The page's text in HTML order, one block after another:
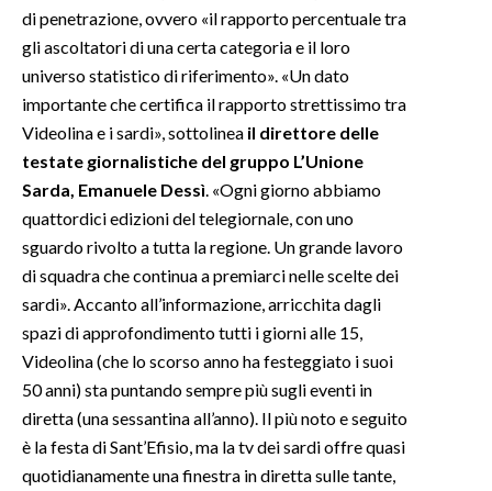
di penetrazione, ovvero «il rapporto percentuale tra
gli ascoltatori di una certa categoria e il loro
universo statistico di riferimento». «Un dato
importante che certifica il rapporto strettissimo tra
Videolina e i sardi», sottolinea il direttore delle
testate giornalistiche del gruppo L’Unione
Sarda, Emanuele Dessì . «Ogni giorno abbiamo
quattordici edizioni del telegiornale, con uno
sguardo rivolto a tutta la regione. Un grande lavoro
di squadra che continua a premiarci nelle scelte dei
sardi». Accanto all’informazione, arricchita dagli
spazi di approfondimento tutti i giorni alle 15,
Videolina (che lo scorso anno ha festeggiato i suoi
50 anni) sta puntando sempre più sugli eventi in
diretta (una sessantina all’anno). Il più noto e seguito
è la festa di Sant’Efisio, ma la tv dei sardi offre quasi
quotidianamente una finestra in diretta sulle tante,